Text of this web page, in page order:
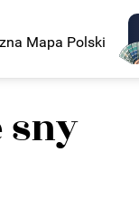
Mapa Polski
sny